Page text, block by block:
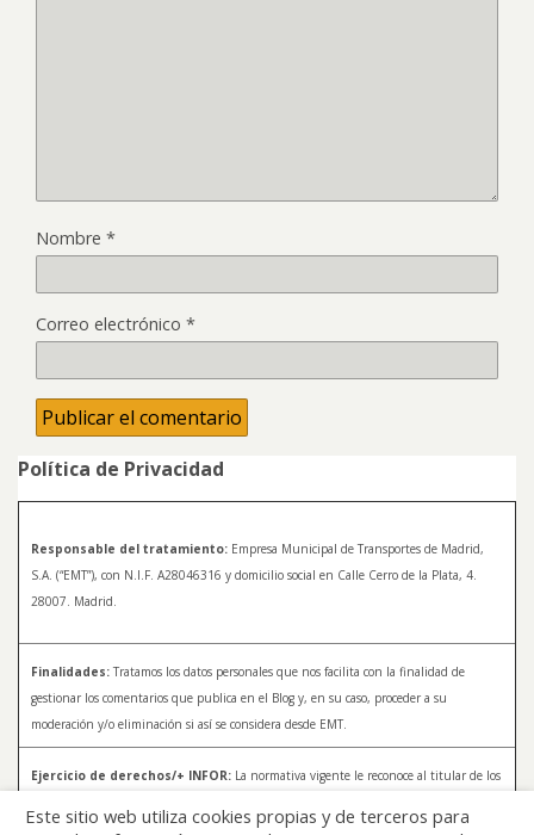
Nombre *
Correo electrónico *
Política de Privacidad
Responsable del tratamiento: Empresa Municipal de Transportes de Madrid,
S.A. (“EMT”), con N.I.F. A28046316 y domicilio social en Calle Cerro de la Plata, 4.
28007. Madrid.
Finalidades: Tratamos los datos personales que nos facilita con la finalidad de
gestionar los comentarios que publica en el Blog y, en su caso, proceder a su
moderación y/o eliminación si así se considera desde EMT.
Ejercicio de derechos/+ INFOR: La normativa vigente le reconoce al titular de los
rectificar y a solicitar la supresión de sus datos. Para más información sobre el
Este sitio web utiliza cookies propias y de terceros para